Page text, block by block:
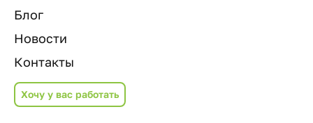
Блог
Новости
Контакты
Хочу у вас работать